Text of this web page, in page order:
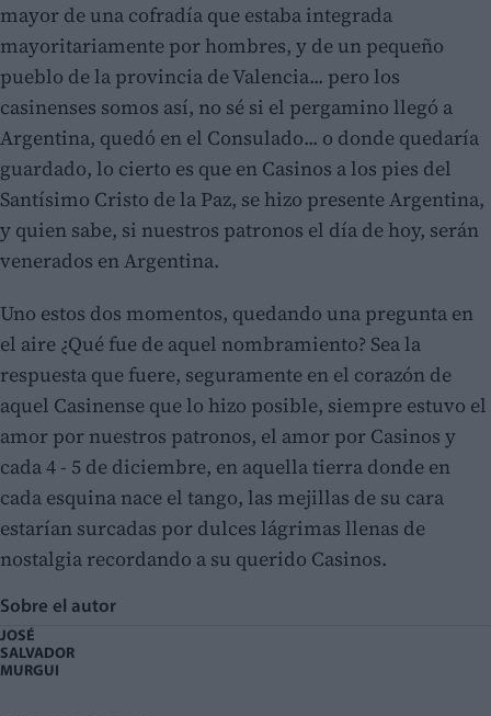
mayor de una cofradía que estaba integrada
mayoritariamente por hombres, y de un pequeño
pueblo de la provincia de Valencia... pero los
casinenses somos así, no sé si el pergamino llegó a
Argentina, quedó en el Consulado... o donde quedaría
guardado, lo cierto es que en Casinos a los pies del
Santísimo Cristo de la Paz, se hizo presente Argentina,
y quien sabe, si nuestros patronos el día de hoy, serán
venerados en Argentina.
Uno estos dos momentos, quedando una pregunta en
el aire ¿Qué fue de aquel nombramiento? Sea la
respuesta que fuere, seguramente en el corazón de
aquel Casinense que lo hizo posible, siempre estuvo el
amor por nuestros patronos, el amor por Casinos y
cada 4 - 5 de diciembre, en aquella tierra donde en
cada esquina nace el tango, las mejillas de su cara
estarían surcadas por dulces lágrimas llenas de
nostalgia recordando a su querido Casinos.
Sobre el autor
JOSÉ
SALVADOR
MURGUI